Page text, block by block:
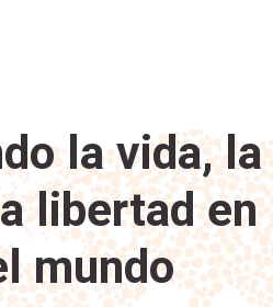
la vida, la
libertad en
mundo